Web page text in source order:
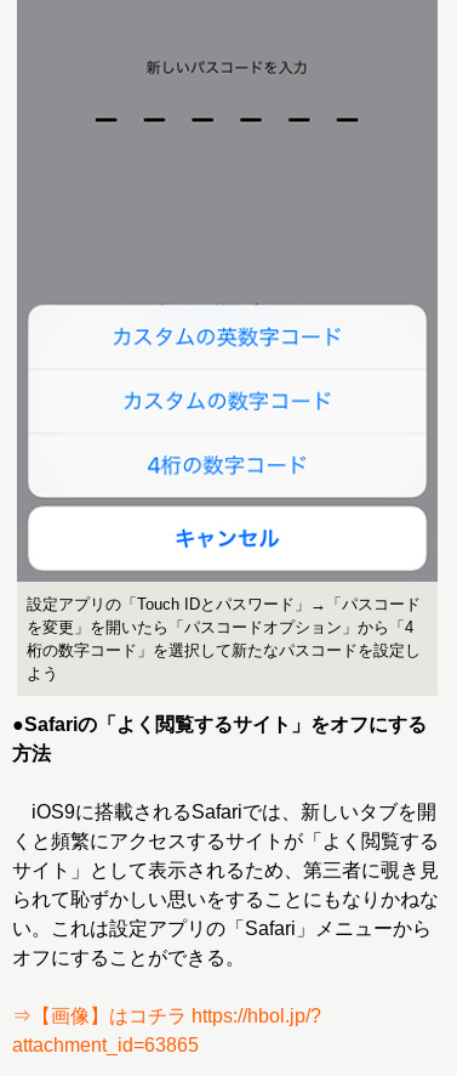
設定アプリの「Touch IDとパスワード」→「パスコード
を変更」を開いたら「パスコードオプション」から「4
桁の数字コード」を選択して新たなパスコードを設定し
よう
●Safariの「よく閲覧するサイト」をオフにする
方法
iOS9に搭載されるSafariでは、新しいタブを開
くと頻繁にアクセスするサイトが「よく閲覧する
サイト」として表示されるため、第三者に覗き見
られて恥ずかしい思いをすることにもなりかねな
い。これは設定アプリの「Safari」メニューから
オフにすることができる。
⇒【画像】はコチラ https://hbol.jp/?
attachment_id=63865